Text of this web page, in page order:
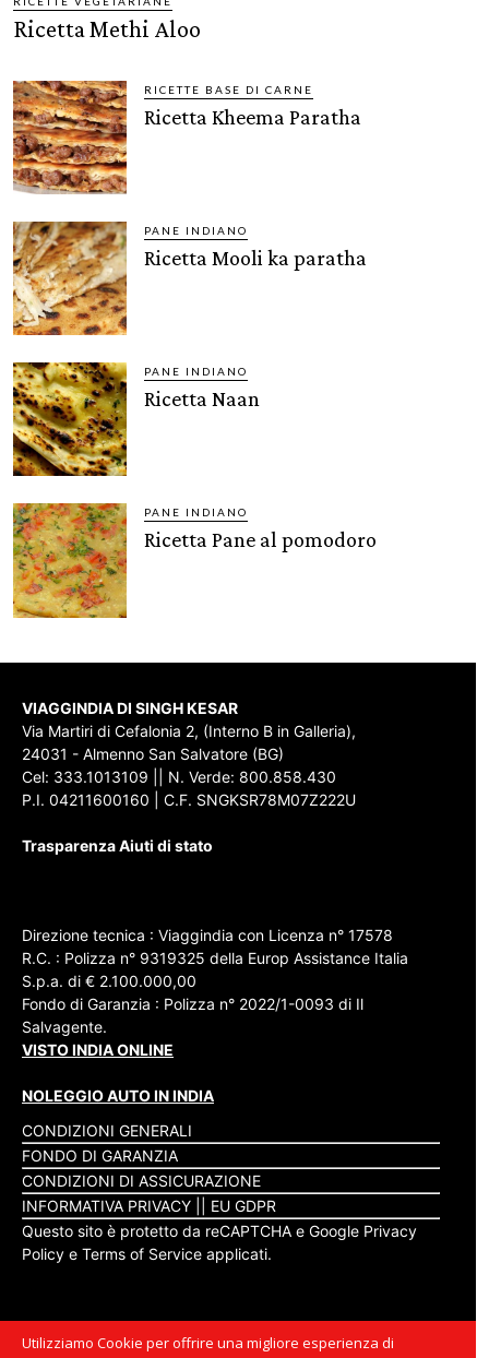
Ricetta Methi Aloo
RICETTE BASE DI CARNE
Ricetta Kheema Paratha
PANE INDIANO
Ricetta Mooli ka paratha
PANE INDIANO
Ricetta Naan
PANE INDIANO
Ricetta Pane al pomodoro
VIAGGINDIA DI SINGH KESAR
Via Martiri di Cefalonia 2, (Interno B in Galleria),
24031 - Almenno San Salvatore (BG)
Cel: 333.1013109 || N. Verde: 800.858.430
P.I. 04211600160 | C.F. SNGKSR78M07Z222U
Trasparenza Aiuti di stato
Direzione tecnica : Viaggindia con Licenza n° 17578
R.C. : Polizza n° 9319325 della Europ Assistance Italia
S.p.a. di € 2.100.000,00
Fondo di Garanzia : Polizza n° 2022/1-0093 di Il
Salvagente.
VISTO INDIA ONLINE
NOLEGGIO AUTO IN INDIA
CONDIZIONI GENERALI
FONDO DI GARANZIA
CONDIZIONI DI ASSICURAZIONE
INFORMATIVA PRIVACY
EU GDPR
Questo sito è protetto da reCAPTCHA e Google Privacy
Policy e Terms of Service applicati.
Utilizziamo Cookie per offrire una migliore esperienza di